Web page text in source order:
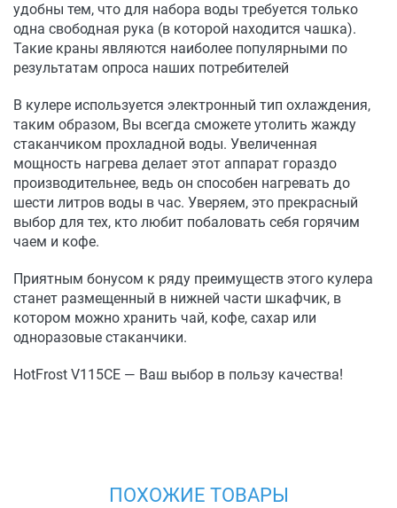
удобны тем, что для набора воды требуется только
одна свободная рука (в которой находится чашка).
Такие краны являются наиболее популярными по
результатам опроса наших потребителей
В кулере используется электронный тип охлаждения,
таким образом, Вы всегда сможете утолить жажду
стаканчиком прохладной воды. Увеличенная
мощность нагрева делает этот аппарат гораздо
производительнее, ведь он способен нагревать до
шести литров воды в час. Уверяем, это прекрасный
выбор для тех, кто любит побаловать себя горячим
чаем и кофе.
Приятным бонусом к ряду преимуществ этого кулера
станет размещенный в нижней части шкафчик, в
котором можно хранить чай, кофе, сахар или
одноразовые стаканчики.
HotFrost V115СE — Ваш выбор в пользу качества!
ПОХОЖИЕ ТОВАРЫ